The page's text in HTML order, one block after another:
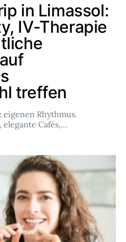
in Limassol:
IV-Therapie
treffen
eigenen Rhythmus.
Cafés,…